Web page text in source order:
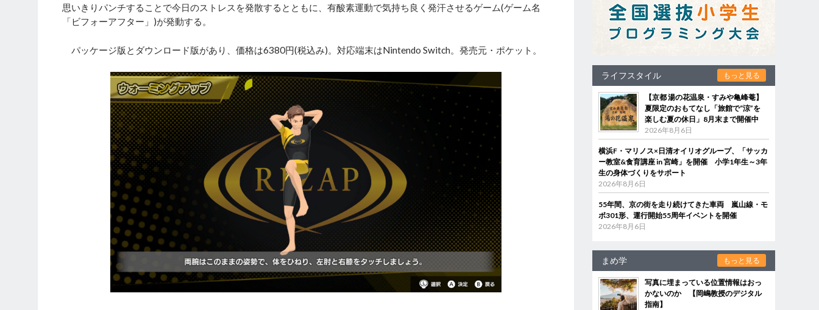
思いきりパンチすることで今日のストレスを発散するとともに、有酸素運動で気持ち良く発汗させるゲーム(ゲーム名
「ビフォーアフター」)が発動する。
パッケージ版とダウンロード版があり、価格は6380円(税込み)。対応端末はNintendo Switch。発売元・ポケット。
ライフスタイル もっと見る
【京都 湯の花温泉・すみや亀峰菴】
夏限定のおもてなし「旅館で“涼”を
楽しむ夏の休日」8月末まで開催中
2026年8月6日
横浜F・マリノス×日清オイリオグループ、「サッカ
ー教室&食育講座 in 宮崎」を開催 小学1年生～3年
生の身体づくりをサポート
2026年8月6日
55年間、京の街を走り続けてきた車両 嵐山線・モ
ボ301形、運行開始55周年イベントを開催
2026年8月6日
まめ学 もっと見る
写真に埋まっている位置情報はおっ
かないのか 【岡嶋教授のデジタル
指南】